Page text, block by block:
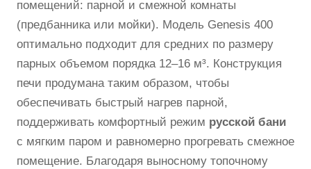
помещений: парной и смежной комнаты
(предбанника или мойки). Модель Genesis 400
оптимально подходит для средних по размеру
парных объемом порядка 12–16 м³. Конструкция
печи продумана таким образом, чтобы
обеспечивать быстрый нагрев парной,
поддерживать комфортный режим русской бани
с мягким паром и равномерно прогревать смежное
помещение. Благодаря выносному топочному